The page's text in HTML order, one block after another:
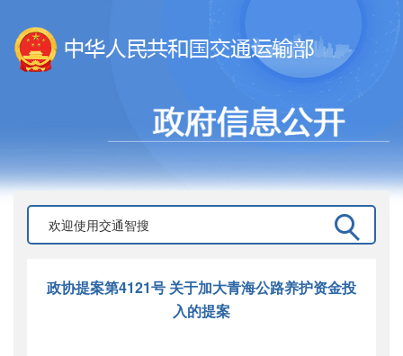
政协提案第4121号 关于加大青海公路养护资金投
入的提案